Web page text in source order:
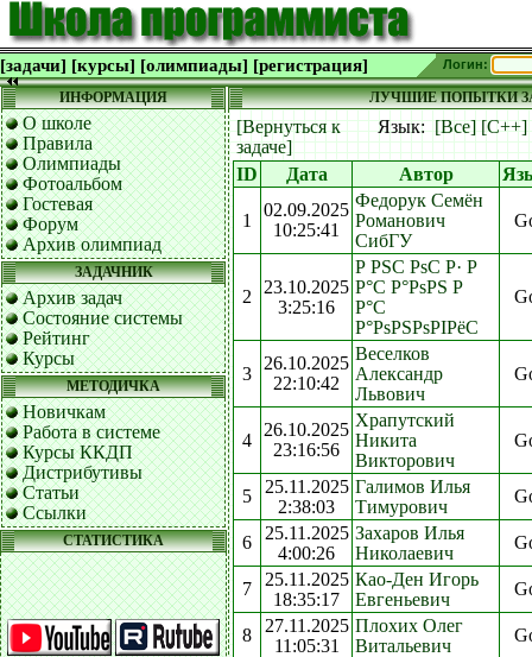
[задачи] [курсы] [олимпиады] [регистрация] Логин:
ИНФОРМАЦИЯ
О школе
Правила
Олимпиады
Фотоальбом
Гостевая
Форум
Архив олимпиад
ЗАДАЧНИК
Архив задач
Состояние системы
Рейтинг
Курсы
МЕТОДИЧКА
Новичкам
Работа в системе
Курсы ККДП
Дистрибутивы
Статьи
Ссылки
СТАТИСТИКА
ЛУЧШИЕ ПОПЫТКИ
[Вернуться к
задаче]
Язык:[Все] [C++]
ID Дата Автор
1
02.09.2025
10:25:41
Федорук Семён
Романович
СибГУ
2
23.10.2025
3:25:16
Р РЅС РѕС Р· Р
Р°С Р°РѕРЅ Р
Р°С
Р°РѕРЅРѕРІРёС
3
26.10.2025
22:10:42
Веселков
Александр
Львович
4
26.10.2025
23:16:56
Храпутский
Никита
Викторович
5
25.11.2025
2:38:03
Галимов Илья
Тимурович
6
25.11.2025
4:00:26
Захаров Илья
Николаевич
7
25.11.2025
18:35:17
Као-Ден Игорь
Евгеньевич
8
27.11.2025
11:05:31
Плохих Олег
Витальевич